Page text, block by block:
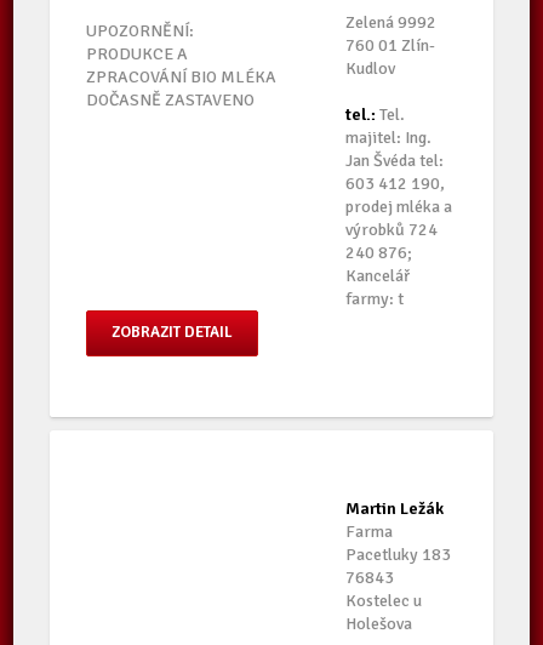
Zelená 9992
760 01 Zlín-
Kudlov
tel.: Tel.
majitel: Ing.
Jan Švéda tel:
603 412 190,
prodej mléka a
výrobků 724
240 876;
Kancelář
farmy: t
UPOZORNĚNÍ:
PRODUKCE A
ZPRACOVÁNÍ BIO MLÉKA
DOČASNĚ ZASTAVENO
ZOBRAZIT DETAIL
Martin Ležák
Farma
Pacetluky 183
76843
Kostelec u
Holešova